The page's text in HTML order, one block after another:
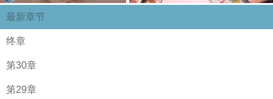
最新章节
终章
第30章
第29章